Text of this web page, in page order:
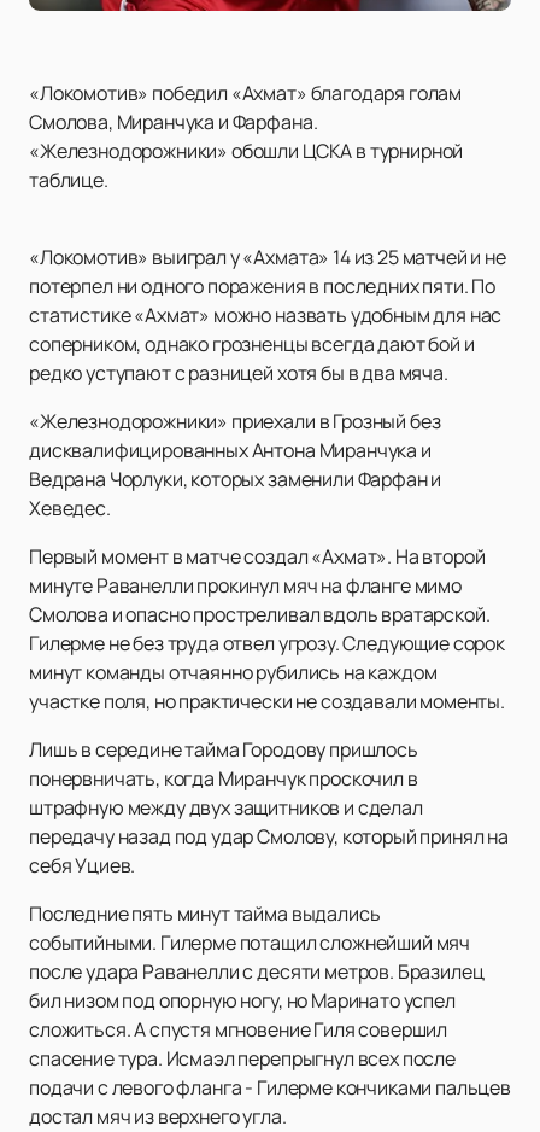
«Локомотив» победил «Ахмат» благодаря голам
Смолова, Миранчука и Фарфана.
«Железнодорожники» обошли ЦСКА в турнирной
таблице.
«Локомотив» выиграл у «Ахмата» 14 из 25 матчей и не
потерпел ни одного поражения в последних пяти. По
статистике «Ахмат» можно назвать удобным для нас
соперником, однако грозненцы всегда дают бой и
редко уступают с разницей хотя бы в два мяча.
«Железнодорожники» приехали в Грозный без
дисквалифицированных Антона Миранчука и
Ведрана Чорлуки, которых заменили Фарфан и
Хеведес.
Первый момент в матче создал «Ахмат». На второй
минуте Раванелли прокинул мяч на фланге мимо
Смолова и опасно простреливал вдоль вратарской.
Гилерме не без труда отвел угрозу. Следующие сорок
минут команды отчаянно рубились на каждом
участке поля, но практически не создавали моменты.
Лишь в середине тайма Городову пришлось
понервничать, когда Миранчук проскочил в
штрафную между двух защитников и сделал
передачу назад под удар Смолову, который принял на
себя Уциев.
Последние пять минут тайма выдались
событийными. Гилерме потащил сложнейший мяч
после удара Раванелли с десяти метров. Бразилец
бил низом под опорную ногу, но Маринато успел
сложиться. А спустя мгновение Гиля совершил
спасение тура. Исмаэл перепрыгнул всех после
подачи с левого фланга - Гилерме кончиками пальцев
достал мяч из верхнего угла.